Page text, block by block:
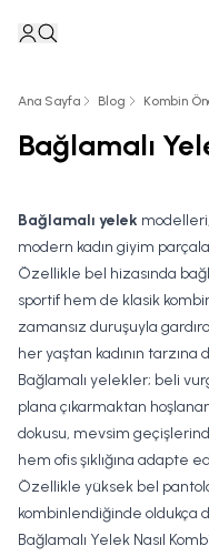
Ana Sayfa Blog Kombin
Bağlamalı
Bağlamalı yelek modelleri,
modern kadın giyim
Özellikle bel hizasında
sportif hem de klasik
zamansız duruşuyla
her yaştan kadının tarzına
Bağlamalı yelekler; beli
plana çıkarmaktan
dokusu, mevsim
hem ofis şıklığına adapte
Özellikle yüksek bel
kombinlendiğinde oldukça
Bağlamalı Yelek Nasıl